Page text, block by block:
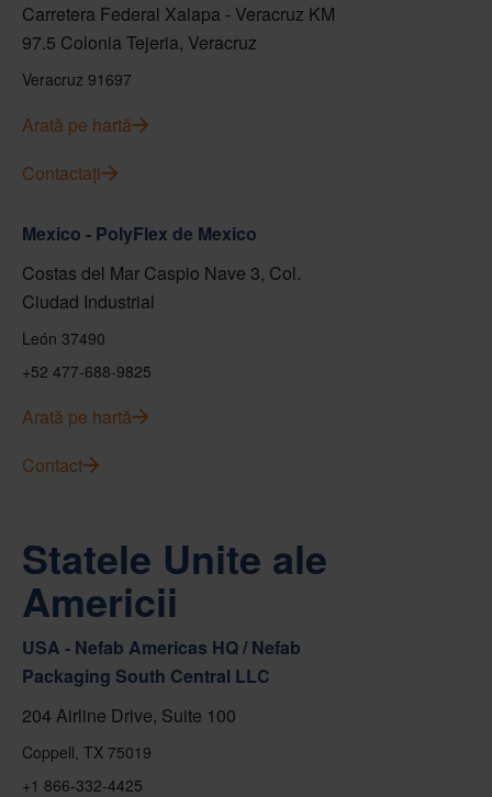
Carretera Federal Xalapa - Veracruz KM
97.5 Colonia Tejeria, Veracruz
Veracruz 91697
Arată pe hartă
Contactați
Mexico - PolyFlex de Mexico
Costas del Mar Caspio Nave 3, Col.
Ciudad Industrial
León 37490
+52 477-688-9825
Arată pe hartă
Contact
Statele Unite ale
Americii
USA - Nefab Americas HQ / Nefab
Packaging South Central LLC
204 Airline Drive, Suite 100
Coppell, TX 75019
+1 866-332-4425